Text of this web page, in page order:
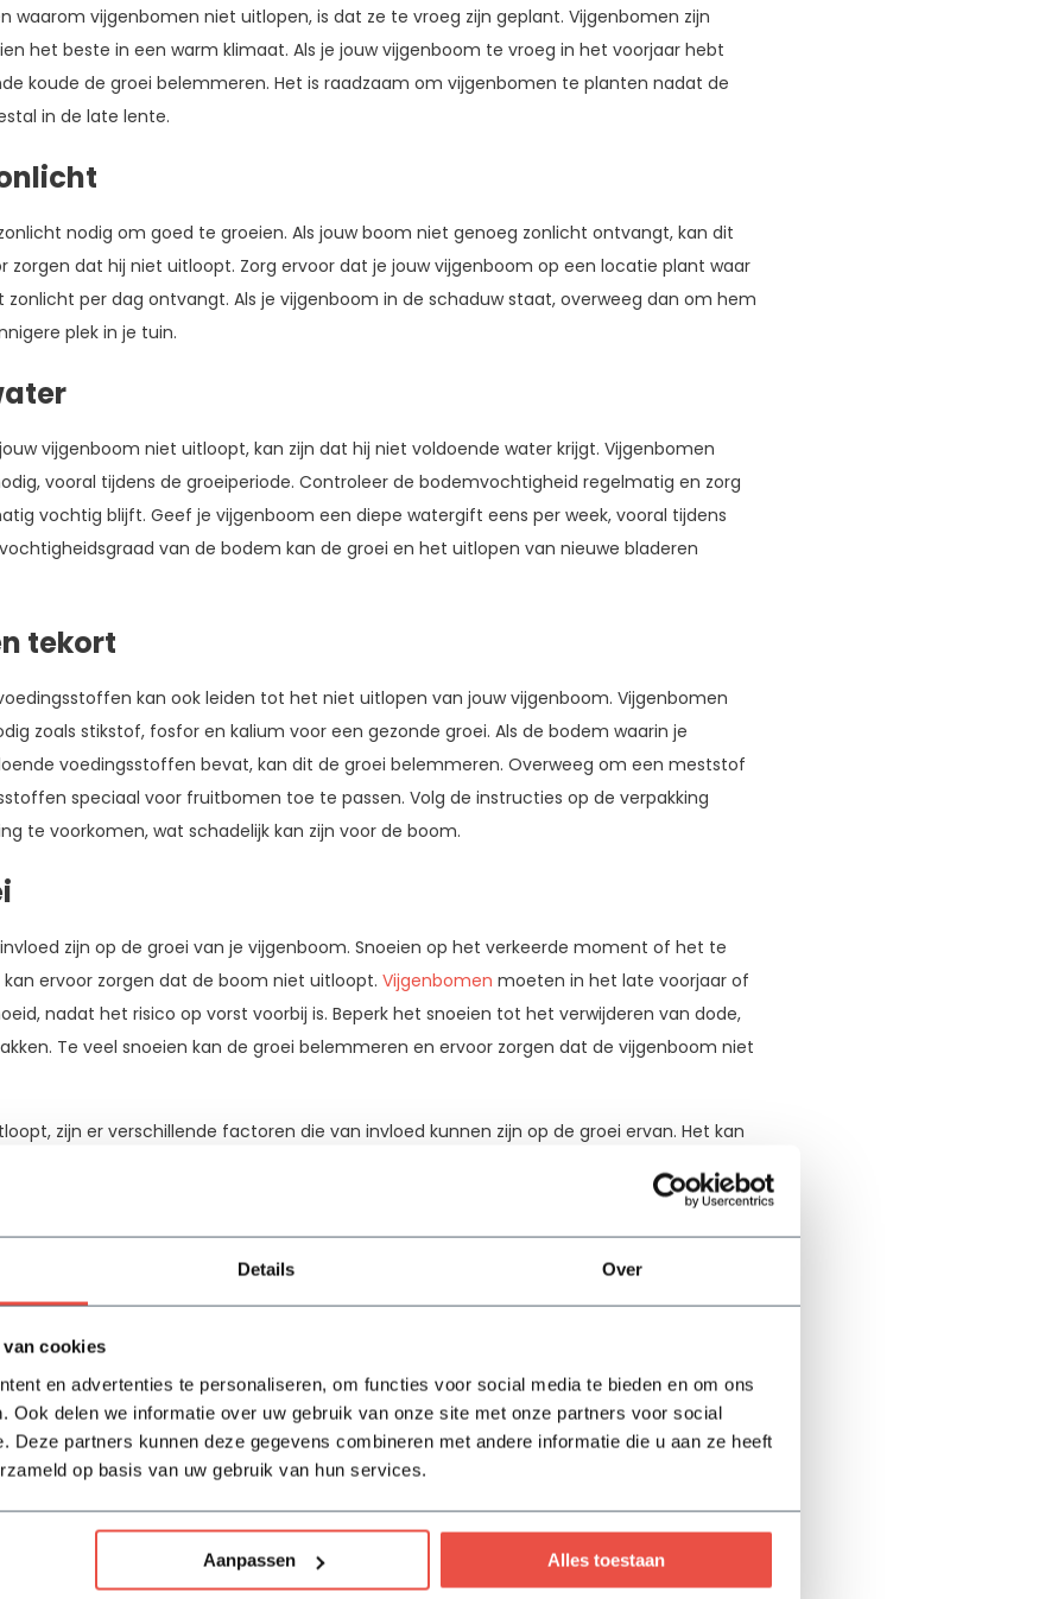
Details Over
cookies
en advertenties te personaliseren, om functies voor social media te bieden en om ons
Ook delen we informatie over uw gebruik van onze site met onze partners voor social
Deze partners kunnen deze gegevens combineren met andere informatie die u aan ze heeft
op basis van uw gebruik van hun services.
Aanpassen Alles toestaan
waarom vijgenbomen niet uitlopen, is dat ze te vroeg zijn geplant. Vijgenbomen zijn
het beste in een warm klimaat. Als je jouw vijgenboom te vroeg in het voorjaar hebt
koude de groei belemmeren. Het is raadzaam om vijgenbomen te planten nadat de
in de late lente.
nodig om goed te groeien. Als jouw boom niet genoeg zonlicht ontvangt, kan dit
zorgen dat hij niet uitloopt. Zorg ervoor dat je jouw vijgenboom op een locatie plant waar
per dag ontvangt. Als je vijgenboom in de schaduw staat, overweeg dan om hem
plek in je tuin.
vijgenboom niet uitloopt, kan zijn dat hij niet voldoende water krijgt. Vijgenbomen
vooral tijdens de groeiperiode. Controleer de bodemvochtigheid regelmatig en zorg
vochtig blijft. Geef je vijgenboom een diepe watergift eens per week, vooral tijdens
van de bodem kan de groei en het uitlopen van nieuwe bladeren
tekort
kan ook leiden tot het niet uitlopen van jouw vijgenboom. Vijgenbomen
zoals stikstof, fosfor en kalium voor een gezonde groei. Als de bodem waarin je
voedingsstoffen bevat, kan dit de groei belemmeren. Overweeg om een meststof
speciaal voor fruitbomen toe te passen. Volg de instructies op de verpakking
te voorkomen, wat schadelijk kan zijn voor de boom.
zijn op de groei van je vijgenboom. Snoeien op het verkeerde moment of het te
kan ervoor zorgen dat de boom niet uitloopt.Vijgenbomen moeten in het late voorjaar of
nadat het risico op vorst voorbij is. Beperk het snoeien tot het verwijderen van dode,
Te veel snoeien kan de groei belemmeren en ervoor zorgen dat de vijgenboom niet
zijn er verschillende factoren die van invloed kunnen zijn op de groei ervan. Het kan
ervoor dat je deze aspecten in overweging neemt en de juiste maatregelen neemt om
te bevorderen. Met de juiste zorg en aandacht zal jouw vijgenboom hopelijk snel weer
zien en je tuin verfraaien.
je tuin én FlowBo!
aanbod van tuinplanten, bomen, hagen, en nog veel meer! Naast kennis en advies, heeft
tuin aan te leggen én te onderhouden. Kijk snel in onze webshop en bestel vandaag